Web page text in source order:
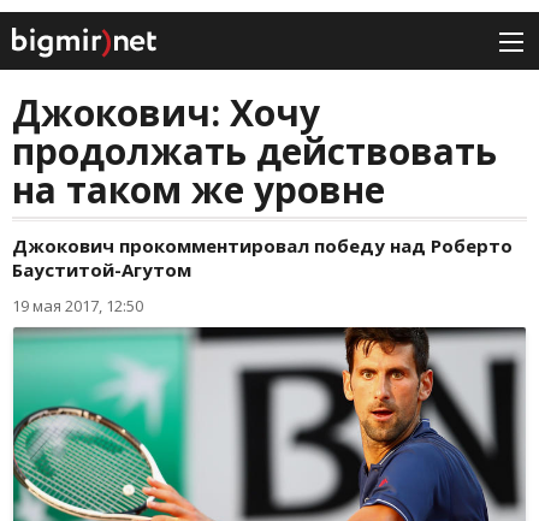
Джокович: Хочу
продолжать действовать
на таком же уровне
Джокович прокомментировал победу над Роберто
Бауститой-Агутом
19 мая 2017, 12:50